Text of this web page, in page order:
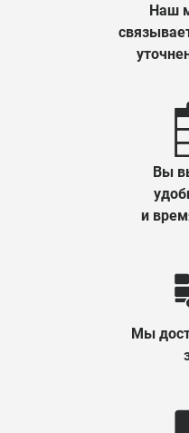
Наш
Вы
и
Мы